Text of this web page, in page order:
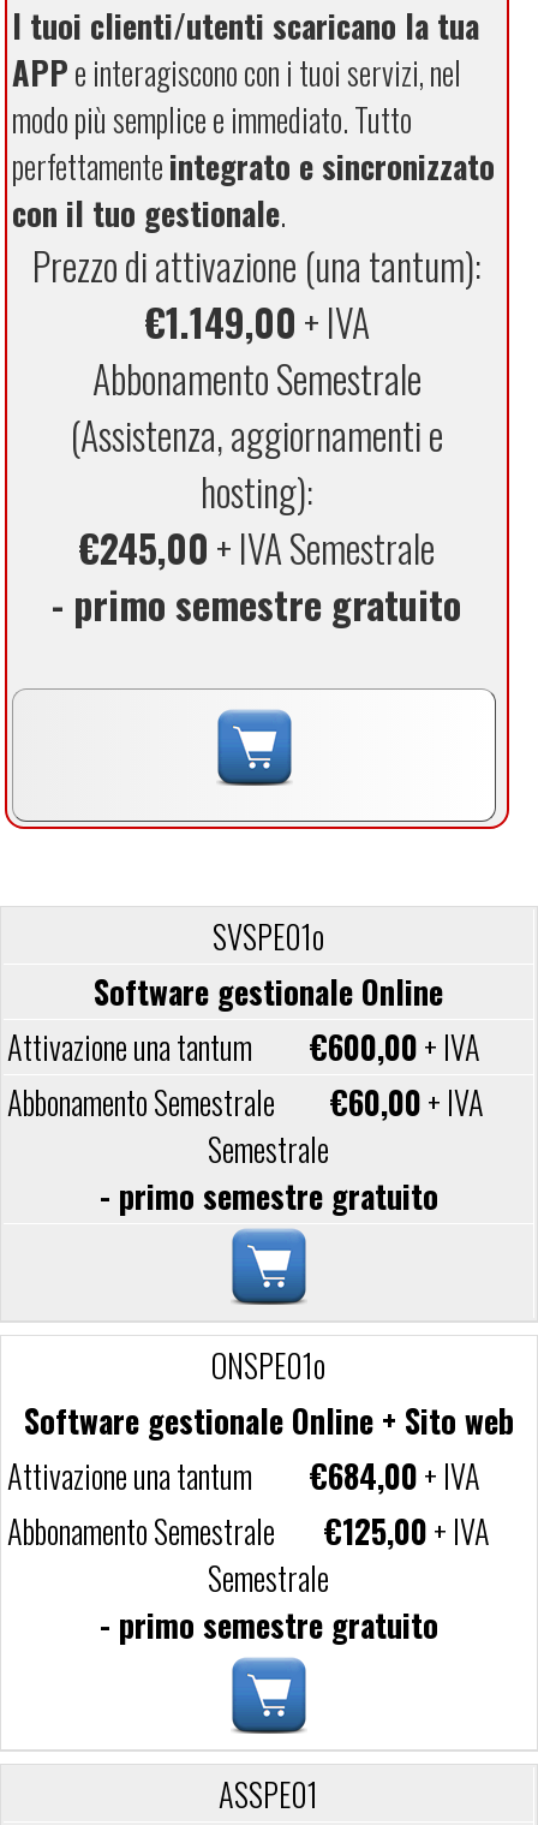
I tuoi clienti/utenti scaricano la tua
APPe interagiscono con i tuoi servizi, nel
modo più semplice e immediato. Tutto
perfettamenteintegrato e sincronizzato
con il tuo gestionale.
Prezzo di attivazione (una tantum):
€1.149,00+ IVA
Abbonamento Semestrale
(Assistenza, aggiornamenti e
hosting):
€245,00+ IVA Semestrale
- primo semestre gratuito
SVSPE01o
Software gestionale Online
€600,00+ IVA
€60,00+ IVA
Semestrale
- primo semestre gratuito
ONSPE01o
Software gestionale Online + Sito web
€684,00+ IVA
€125,00+ IVA
Semestrale
- primo semestre gratuito
ASSPE01